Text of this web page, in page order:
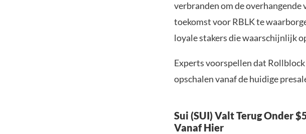
verbranden om de
toekomst voor RBLK te
loyale stakers die waarschijnlijk
Experts voorspellen dat
opschalen vanaf de huidige
Sui (SUI) Valt Terug Onder
Vanaf Hier